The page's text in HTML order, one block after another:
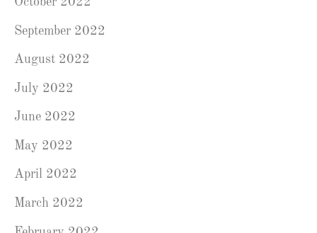
September 2022
August 2022
July 2022
June 2022
May 2022
April 2022
March 2022